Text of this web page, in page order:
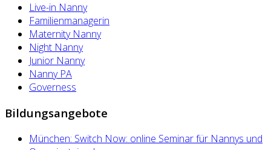
Live-in Nanny
Familienmanagerin
Maternity Nanny
Night Nanny
Junior Nanny
Nanny PA
Governess
Bildungsangebote
München: Switch Now: online Seminar für Nannys und